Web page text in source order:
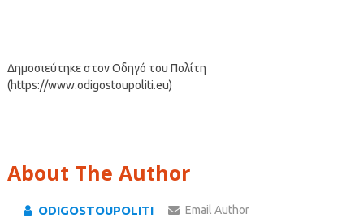
Δημοσιεύτηκε στον Οδηγό του Πολίτη
(https://www.odigostoupoliti.eu)
About The Author
ODIGOSTOUPOLITI Email Author